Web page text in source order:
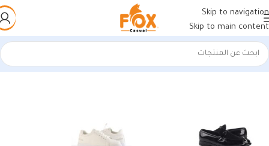
Skip to navigation
Skip to main content
الرئيسية/منتجات تحت الوسم “محفظة كروت رجالي جلد طبيعي”